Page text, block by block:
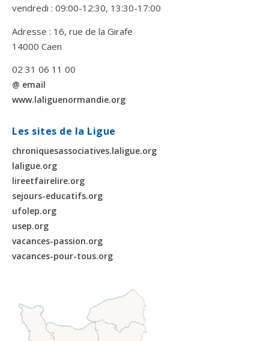
vendredi : 09:00-12:30, 13:30-17:00
Adresse : 16, rue de la Girafe
14000 Caen
02 31 06 11 00
@ email
www.laliguenormandie.org
Les sites de la Ligue
chroniquesassociatives.laligue.org
laligue.org
lireetfairelire.org
sejours-educatifs.org
ufolep.org
usep.org
vacances-passion.org
vacances-pour-tous.org